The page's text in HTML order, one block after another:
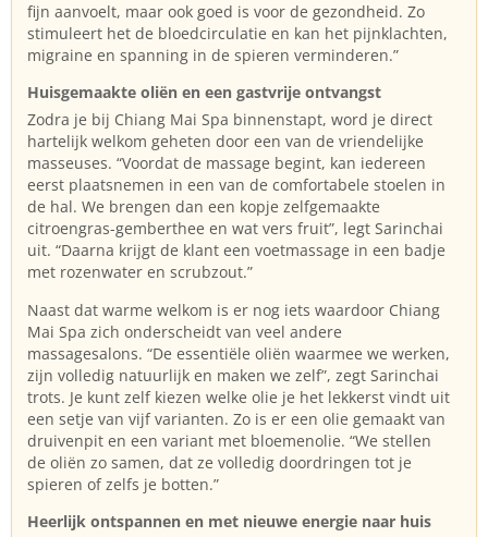
fijn aanvoelt, maar ook goed is voor de gezondheid. Zo
stimuleert het de bloedcirculatie en kan het pijnklachten,
migraine en spanning in de spieren verminderen.”
Huisgemaakte oliën en een gastvrije ontvangst
Zodra je bij Chiang Mai Spa binnenstapt, word je direct
hartelijk welkom geheten door een van de vriendelijke
masseuses. “Voordat de massage begint, kan iedereen
eerst plaatsnemen in een van de comfortabele stoelen in
de hal. We brengen dan een kopje zelfgemaakte
citroengras-gemberthee en wat vers fruit”, legt Sarinchai
uit. “Daarna krijgt de klant een voetmassage in een badje
met rozenwater en scrubzout.”
Naast dat warme welkom is er nog iets waardoor Chiang
Mai Spa zich onderscheidt van veel andere
massagesalons. “De essentiële oliën waarmee we werken,
zijn volledig natuurlijk en maken we zelf”, zegt Sarinchai
trots. Je kunt zelf kiezen welke olie je het lekkerst vindt uit
een setje van vijf varianten. Zo is er een olie gemaakt van
druivenpit en een variant met bloemenolie. “We stellen
de oliën zo samen, dat ze volledig doordringen tot je
spieren of zelfs je botten.”
Heerlijk ontspannen en met nieuwe energie naar huis